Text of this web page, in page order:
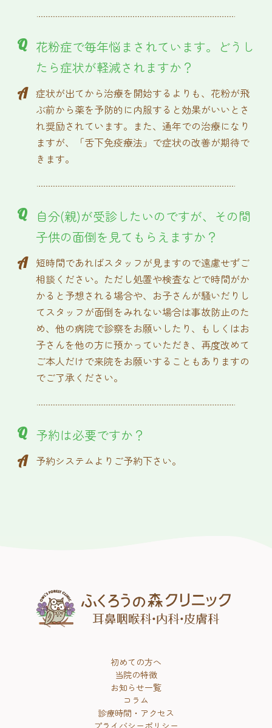
Q 花粉症で毎年悩まされています。どうし
たら症状が軽減されますか？
A
症状が出てから治療を開始するよりも、花粉が飛
ぶ前から薬を予防的に内服すると効果がいいとさ
れ奨励されています。また、通年での治療になり
ますが、「舌下免疫療法」で症状の改善が期待で
きます。
Q
自分(親)が受診したいのですが、その間
子供の面倒を見てもらえますか？
A
短時間であればスタッフが見ますので遠慮せずご
相談ください。ただし処置や検査などで時間がか
かると予想される場合や、お子さんが騒いだりし
てスタッフが面倒をみれない場合は事故防止のた
め、他の病院で診察をお願いしたり、もしくはお
子さんを他の方に預かっていただき、再度改めて
ご本人だけで来院をお願いすることもありますの
でご了承ください。
Q 予約は必要ですか？
A 予約システムよりご予約下さい。
初めての方へ
当院の特徴
お知らせ一覧
コラム
診療時間・アクセス